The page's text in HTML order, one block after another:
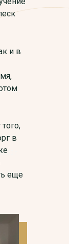
22г
и в
в
еще